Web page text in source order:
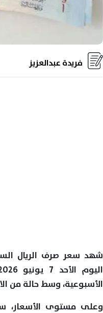
فريدة عبدالعزيز
شهد سعر صرف الريال
الأسبوعية، وسط حالة من
وعلى مستوى الأسعار،